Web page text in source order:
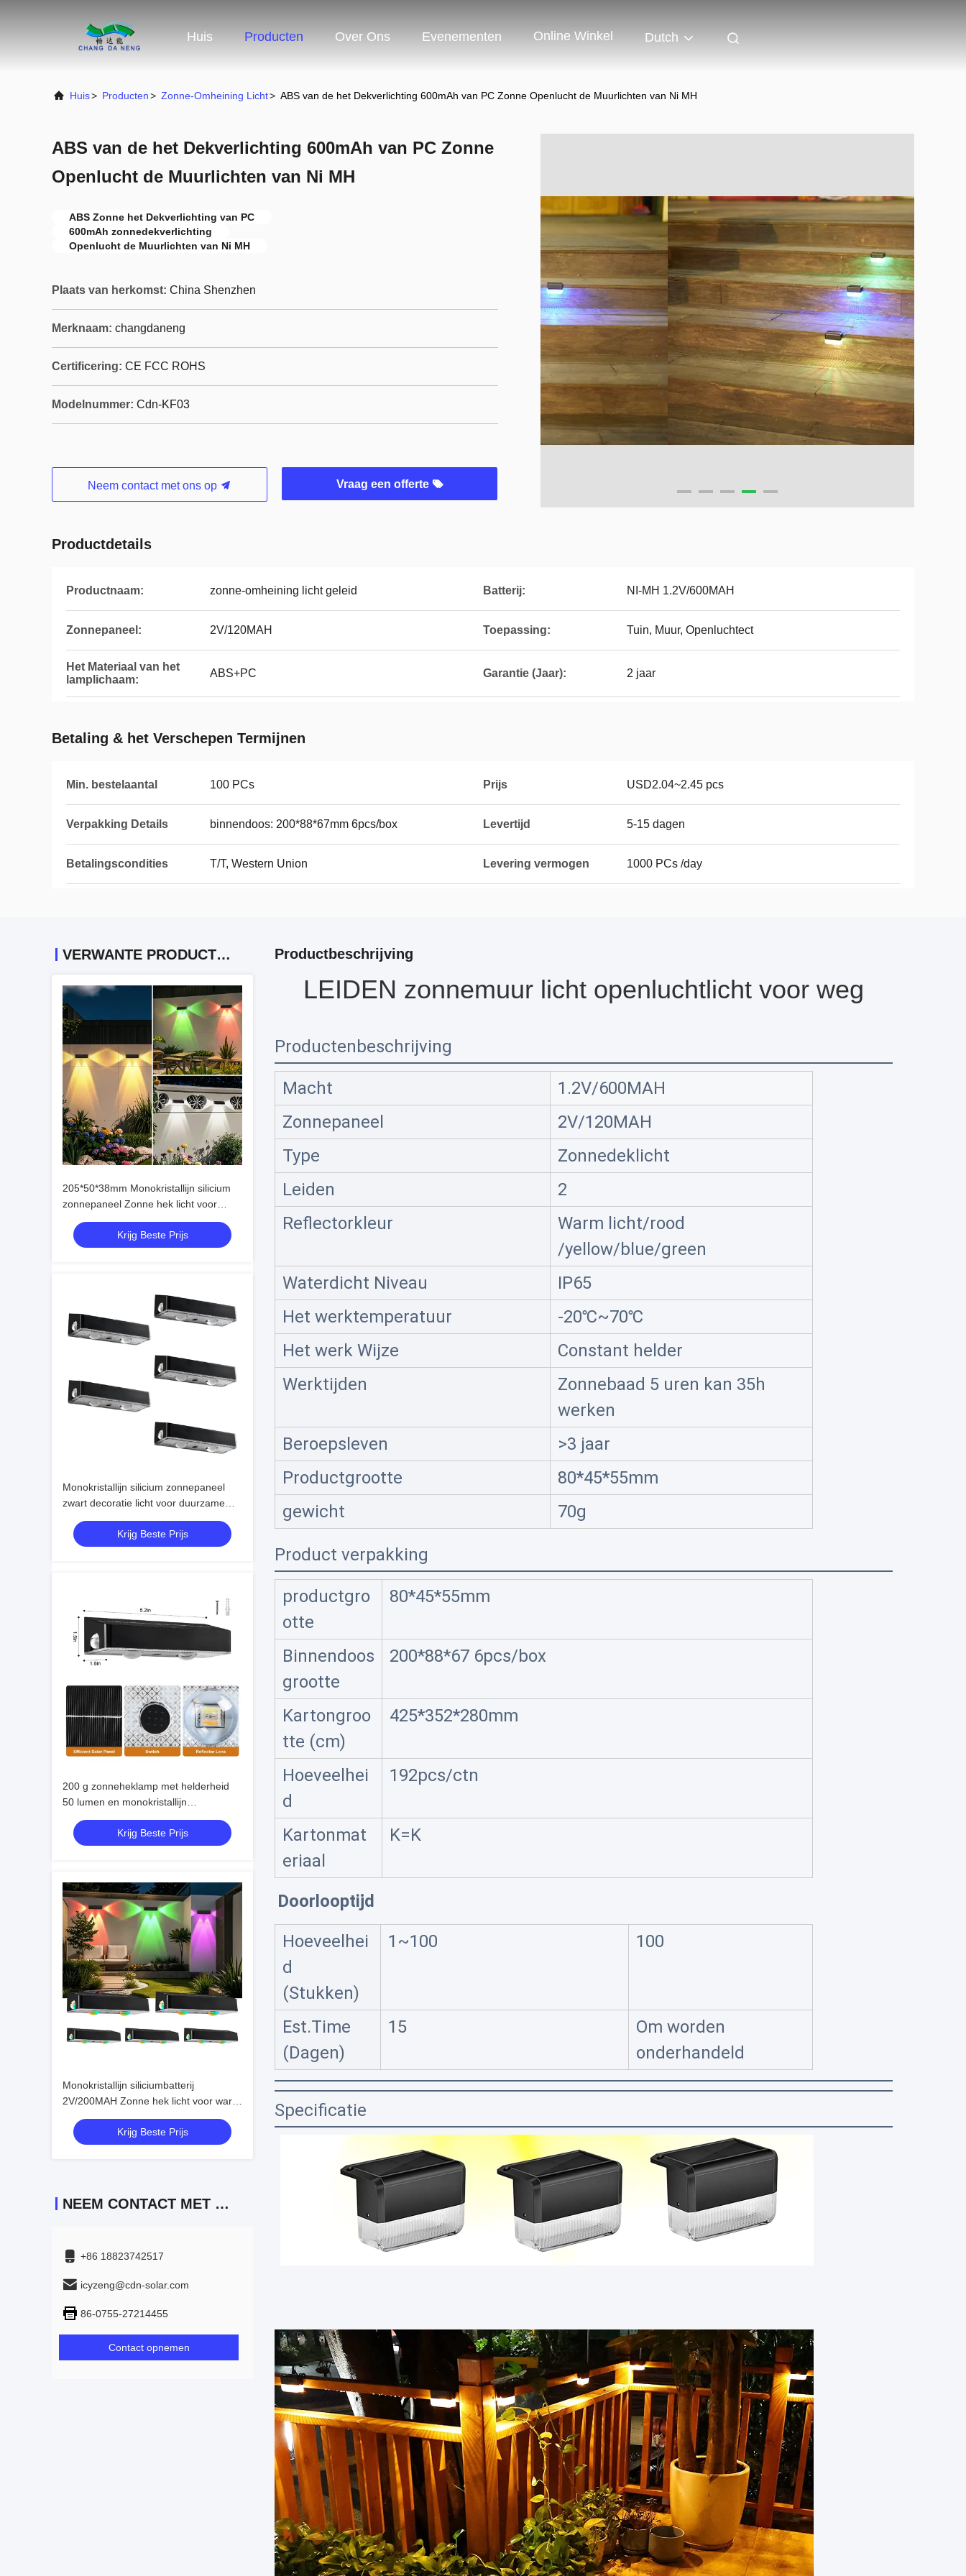
Huis Producten Over Ons Evenementen Online Winkel Dutch
Huis> Producten> Zonne-Omheining Licht> ABS van de het Dekverlichting 600mAh van PC Zonne Openlucht de Muurlichten van Ni MH
ABS van de het Dekverlichting 600mAh van PC Zonne
Openlucht de Muurlichten van Ni MH
ABS Zonne het Dekverlichting van PC
600mAh zonnedekverlichting
Openlucht de Muurlichten van Ni MH
Plaats van herkomst: China Shenzhen
Merknaam: changdaneng
Certificering: CE FCC ROHS
Modelnummer: Cdn-KF03
Neem contact met ons op Vraag een offerte
Productdetails
Productnaam: zonne-omheining licht geleid Batterij: NI-MH 1.2V/600MAH
Zonnepaneel: 2V/120MAH Toepassing: Tuin, Muur, Openluchtect
Het Materiaal van het
lamplichaam:
ABS+PC Garantie (Jaar): 2 jaar
Betaling & het Verschepen Termijnen
Min. bestelaantal 100 PCs Prijs USD2.04~2.45 pcs
Verpakking Details binnendoos: 200*88*67mm 6pcs/box Levertijd 5-15 dagen
Betalingscondities T/T, Western Union Levering vermogen 1000 PCs /day
VERWANTE PRODUCTEN
205*50*38mm Monokristallijn silicium
zonnepaneel Zonne hek licht voor
buiten en warm wit RGB
Krijg Beste Prijs
Monokristallijn silicium zonnepaneel
zwart decoratie licht voor duurzame
prestaties
Krijg Beste Prijs
200 g zonneheklamp met helderheid
50 lumen en monokristallijn
siliciumbatterij 3.7V / 1200MA
Krijg Beste Prijs
Monokristallijn siliciumbatterij
2V/200MAH Zonne hek licht voor warm
wit RGB verlichting in buitenruimten
Krijg Beste Prijs
NEEM CONTACT MET ONS OP
+86 18823742517
icyzeng@cdn-solar.com
86-0755-27214455
Contact opnemen
Productbeschrijving
LEIDEN zonnemuur licht openluchtlicht voor weg
Productenbeschrijving
Macht
1.2V/600MAH
Zonnepaneel
2V/120MAH
Type
Zonnedeklicht
Leiden
2
Reflectorkleur
Warm licht/rood
/yellow/blue/green
Waterdicht Niveau
IP65
Het werktemperatuur
-20℃~70℃
Het werk Wijze
Constant helder
Werktijden
Zonnebaad 5 uren kan 35h
werken
Beroepsleven
>3 jaar
Productgrootte
80*45*55mm
gewicht
70g
Product verpakking
productgro
otte
80*45*55mm
Binnendoos
grootte
200*88*67 6pcs/box
Kartongroo
tte (cm)
425*352*280mm
Hoeveelhei
d
192pcs/ctn
Kartonmat
eriaal
K=K
Doorlooptijd
Hoeveelhei
d
(Stukken)
1~100 100
Est.Time
(Dagen)
15
Om worden
onderhandeld
Specificatie